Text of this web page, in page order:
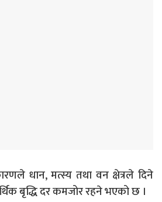
धान, मत्स्य तथा वन क्षेत्रले दिने
बृद्धि दर कमजोर रहने भएको छ ।